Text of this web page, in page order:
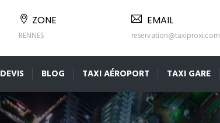
ZONE
RENNES
EMAIL
reservation@taxiproxi.com
DEVIS BLOG TAXI AÉROPORT TAXI GARE